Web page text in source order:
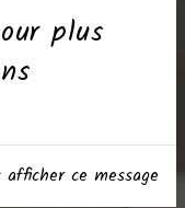
plus
ce message